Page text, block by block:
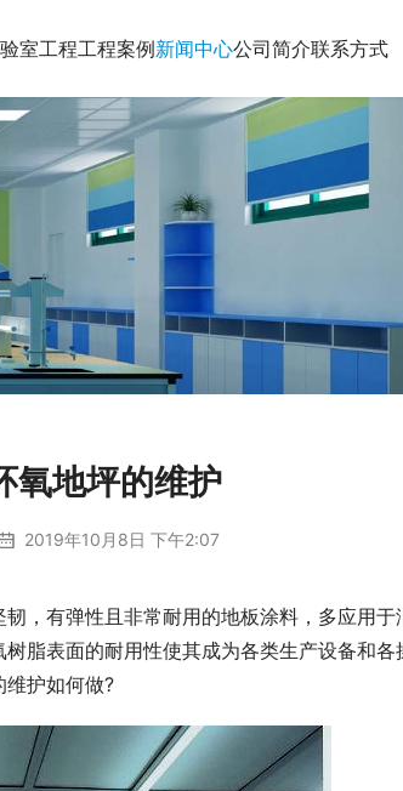
室工程工程案例新闻中心公司简介联系方式
氧地坪的维护
2019年10月8日 下午2:07
韧，有弹性且非常耐用的地板涂料，多应用于
脂表面的耐用性使其成为各类生产设备和各
维护如何做?